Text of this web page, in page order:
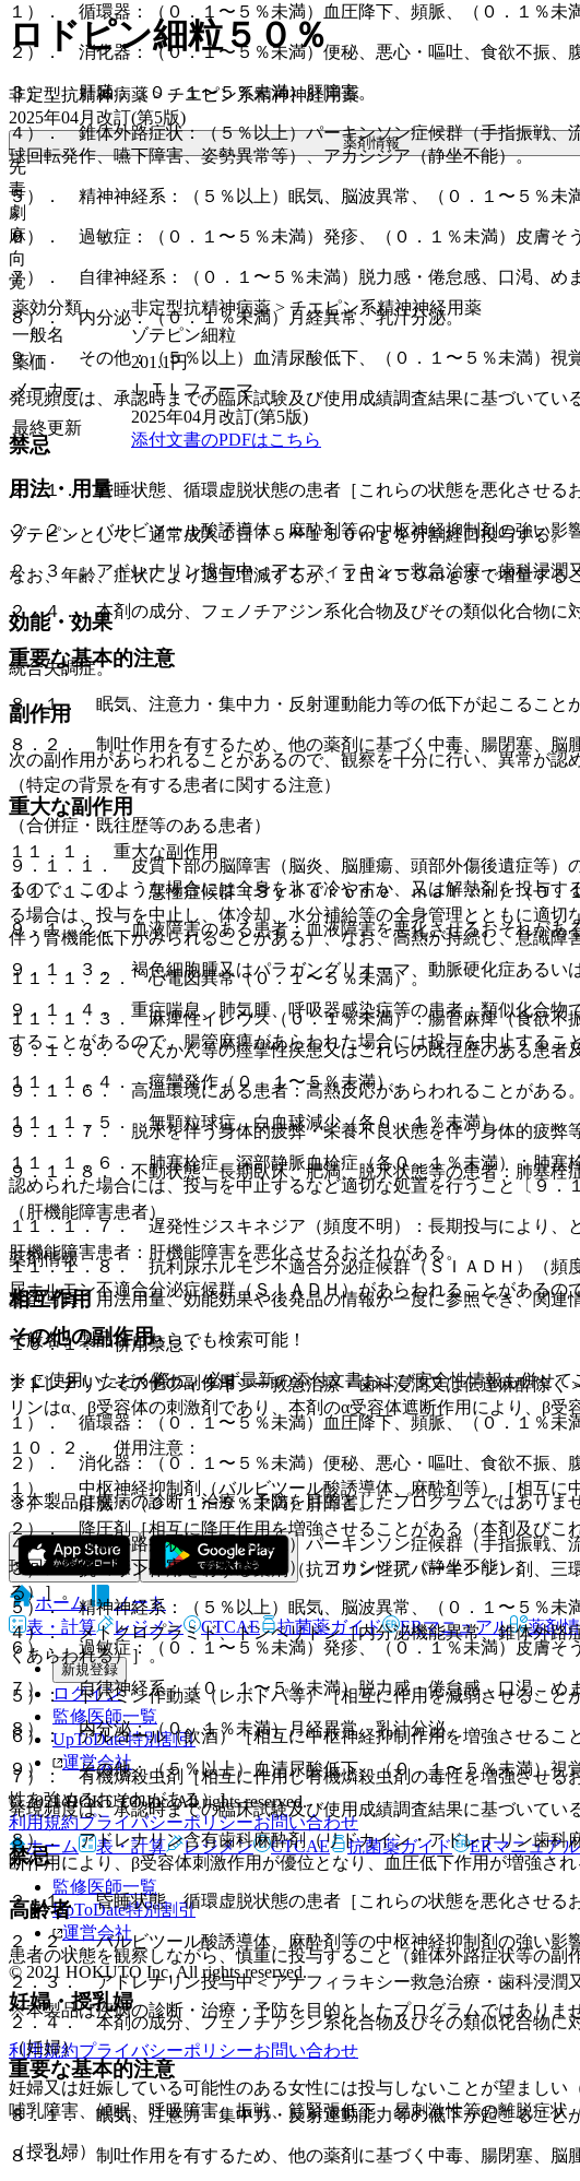
１）． 循環器：（０．１〜５％未満）血圧降下、頻脈、（０．１％未
２）． 消化器：（０．１〜５％未満）便秘、悪心・嘔吐、食欲不振、
３）． 肝臓：（０．１〜５％未満）肝障害。
４）． 錐体外路症状：（５％以上）パーキンソン症候群（手指振戦、
球回転発作、嚥下障害、姿勢異常等）、アカシジア（静坐不能）。
５）． 精神神経系：（５％以上）眠気、脳波異常、（０．１〜５％未
６）． 過敏症：（０．１〜５％未満）発疹、（０．１％未満）皮膚そう
７）． 自律神経系：（０．１〜５％未満）脱力感・倦怠感、口渇、め
８）． 内分泌：（０．１％未満）月経異常、乳汁分泌。
９）． その他：（５％以上）血清尿酸低下、（０．１〜５％未満）視
発現頻度は、承認時までの臨床試験及び使用成績調査結果に基づいている
禁忌
２．１． 昏睡状態、循環虚脱状態の患者［これらの状態を悪化させる
２．２． バルビツール酸誘導体、麻酔剤等の中枢神経抑制剤の強い影
２．３． アドレナリン投与中＜アナフィラキシー救急治療・歯科浸潤
２．４． 本剤の成分、フェノチアジン系化合物及びその類似化合物に
重要な基本的注意
８．１． 眠気、注意力・集中力・反射運動能力等の低下が起こること
８．２． 制吐作用を有するため、他の薬剤に基づく中毒、腸閉塞、脳
（特定の背景を有する患者に関する注意）
（合併症・既往歴等のある患者）
９．１．１． 皮質下部の脳障害（脳炎、脳腫瘍、頭部外傷後遺症等）
るので、このような場合には全身を氷で冷やすか、又は解熱剤を投与す
９．１．２． 血液障害のある患者：血液障害を悪化させるおそれがあ
９．１．３． 褐色細胞腫又はパラガングリオーマ、動脈硬化症あるい
９．１．４． 重症喘息、肺気腫、呼吸器感染症等の患者：類似化合物
９．１．５． てんかん等の痙攣性疾患又はこれらの既往歴のある患者
９．１．６． 高温環境にある患者：高熱反応があらわれることがある。
９．１．７． 脱水を伴う身体的疲弊・栄養不良状態を伴う身体的疲
９．１．８． 不動状態、長期臥床、肥満、脱水状態等の患者：肺塞栓
（肝機能障害患者）
肝機能障害患者：肝機能障害を悪化させるおそれがある。
相互作用
１０．１． 併用禁忌：
アドレナリン＜アナフィラキシー救急治療・歯科浸潤又は伝達麻酔除
リンはα、β受容体の刺激剤であり、本剤のα受容体遮断作用により、β
１０．２． 併用注意：
１）． 中枢神経抑制剤（バルビツール酸誘導体、麻酔剤等）［相互に
２）． 降圧剤［相互に降圧作用を増強させることがある（本剤及びこ
３）． 抗コリン作用を有する薬剤（抗コリン性抗パーキンソン剤、三
る）］。
４）． メトクロプラミド、ドンペリドン［内分泌機能異常、錐体外路
くあらわれる）］。
５）． ドパミン作動薬（レボドパ等）［相互に作用を減弱させること
６）． アルコール（飲酒）［相互に中枢神経抑制作用を増強させるこ
７）． 有機燐殺虫剤［相互に作用し有機燐殺虫剤の毒性を増強させる
性を強めるおそれがある）］。
８）． アドレナリン含有歯科麻酔剤（リドカイン・アドレナリン歯科
断作用により、β受容体刺激作用が優位となり、血圧低下作用が増強され
高齢者
患者の状態を観察しながら、慎重に投与すること（錐体外路症状等の副
妊婦・授乳婦
（妊婦）
妊婦又は妊娠している可能性のある女性には投与しないことが望まし
哺乳障害、傾眠、呼吸障害、振戦、筋緊張低下、易刺激性等の離脱症
（授乳婦）
ロドピン細粒５０％
非定型抗精神病薬 > チエピン系精神神経用薬
2025年04月改訂(第5版)
薬剤情報
先
毒
劇
麻
向
覚
薬効分類
非定型抗精神病薬 > チエピン系精神神経用薬
一般名
ゾテピン細粒
薬価
201.1円
メーカー
ＬＴＬファーマ
最終更新
2025年04月改訂(第5版)
添付文書のPDFはこちら
用法・用量
ゾテピンとして、通常成人１日７５〜１５０ｍｇを分割経口投与する。
なお、年齢、症状により適宜増減するが、１日４５０ｍｇまで増量する
効能・効果
統合失調症。
副作用
次の副作用があらわれることがあるので、観察を十分に行い、異常が認
重大な副作用
１１．１． 重大な副作用
１１．１．１． 悪性症候群（Ｓｙｎｄｒｏｍｅ ｍａｌｉｎ）（０．
る場合は、投与を中止し、体冷却、水分補給等の全身管理とともに適
伴う腎機能低下がみられることがある）、なお、高熱が持続し、意識
１１．１．２． 心電図異常（０．１〜５％未満）。
１１．１．３． 麻痺性イレウス（０．１％未満）：腸管麻痺（食欲不
することがあるので、腸管麻痺があらわれた場合には投与を中止する
１１．１．４． 痙攣発作（０．１〜５％未満）。
１１．１．５． 無顆粒球症、白血球減少（各０．１％未満）。
１１．１．６． 肺塞栓症、深部静脈血栓症（各０．１％未満）：肺塞
認められた場合には、投与を中止するなど適切な処置を行うこと〔９．
１１．１．７． 遅発性ジスキネジア（頻度不明）：長期投与により、
１１．１．８． 抗利尿ホルモン不適合分泌症候群（ＳＩＡＤＨ）（頻
尿ホルモン不適合分泌症候群（ＳＩＡＤＨ）があらわれることがある
その他の副作用
１１．２． その他の副作用
１）． 循環器：（０．１〜５％未満）血圧降下、頻脈、（０．１％未
２）． 消化器：（０．１〜５％未満）便秘、悪心・嘔吐、食欲不振、
３）． 肝臓：（０．１〜５％未満）肝障害。
４）． 錐体外路症状：（５％以上）パーキンソン症候群（手指振戦、
球回転発作、嚥下障害、姿勢異常等）、アカシジア（静坐不能）。
５）． 精神神経系：（５％以上）眠気、脳波異常、（０．１〜５％未
６）． 過敏症：（０．１〜５％未満）発疹、（０．１％未満）皮膚そ
７）． 自律神経系：（０．１〜５％未満）脱力感・倦怠感、口渇、め
８）． 内分泌：（０．１％未満）月経異常、乳汁分泌。
９）． その他：（５％以上）血清尿酸低下、（０．１〜５％未満）視
発現頻度は、承認時までの臨床試験及び使用成績調査結果に基づいている
禁忌
２．１． 昏睡状態、循環虚脱状態の患者［これらの状態を悪化させる
２．２． バルビツール酸誘導体、麻酔剤等の中枢神経抑制剤の強い影
２．３． アドレナリン投与中＜アナフィラキシー救急治療・歯科浸潤
２．４． 本剤の成分、フェノチアジン系化合物及びその類似化合物に
重要な基本的注意
８．１． 眠気、注意力・集中力・反射運動能力等の低下が起こること
８．２． 制吐作用を有するため、他の薬剤に基づく中毒、腸閉塞、脳
薬剤情報
薬剤写真、用法用量、効能効果や後発品の情報が一度に参照でき、関連
一般名、製品名どちらでも検索可能！
※ ご使用いただく際に、必ず最新の添付文書および安全性情報も併せて
※本製品は疾病の診断・治療・予防を目的としたプログラムではありま
ホーム
ノート
表・計算
レジメン CTCAE 抗菌薬ガイド ERマニュアル 薬剤
新規登録
ログイン
監修医師一覧
UpToDate特別割引
運営会社
© 2021 HOKUTO Inc. All rights reserved.
利用規約プライバシーポリシーお問い合わせ
ホーム
表・計算 レジメン CTCAE 抗菌薬ガイド ERマニュアル
監修医師一覧
UpToDate特別割引
運営会社
© 2021 HOKUTO Inc. All rights reserved.
※本製品は疾病の診断・治療・予防を目的としたプログラムではありま
利用規約プライバシーポリシーお問い合わせ